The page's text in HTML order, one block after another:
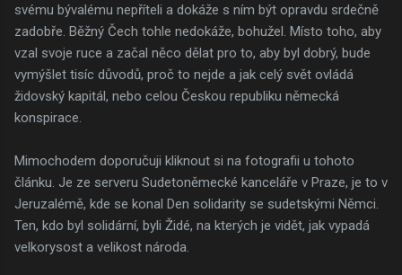
svému bývalému nepříteli a dokáže s ním být opravdu srdečně
zadobře. Běžný Čech tohle nedokáže, bohužel. Místo toho, aby
vzal svoje ruce a začal něco dělat pro to, aby byl dobrý, bude
vymýšlet tisíc důvodů, proč to nejde a jak celý svět ovládá
židovský kapitál, nebo celou Českou republiku německá
konspirace.
Mimochodem doporučuji kliknout si na fotografii u tohoto
článku. Je ze serveru Sudetoněmecké kanceláře v Praze, je to v
Jeruzalémě, kde se konal Den solidarity se sudetskými Němci.
Ten, kdo byl solidární, byli Židé, na kterých je vidět, jak vypadá
velkorysost a velikost národa.